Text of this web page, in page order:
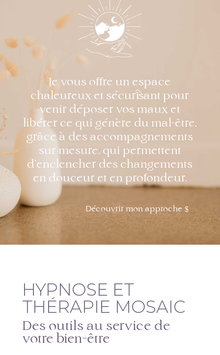
Je vous offre un espace
chaleureux et sécurisant pour
venir déposer vos maux et
libérer ce qui génère du mal-être,
grâce à des accompagnements
sur mesure, qui permettent
d’enclencher des changements
en douceur et en profondeur.
Découvrir mon approche
HYPNOSE ET
THÉRAPIE MOSAIC
Des outils au service de
votre bien-être